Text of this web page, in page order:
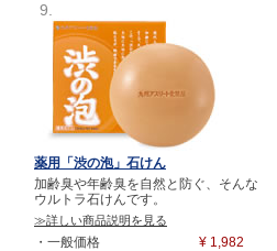
9.
薬用「渋の泡」石けん
加齢臭や年齢臭を自然と防ぐ、そんな
ウルトラ石けんです。
≫詳しい商品説明を見る
・一般価格 ¥ 1,982